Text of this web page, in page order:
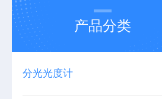
产品分类
分光光度计